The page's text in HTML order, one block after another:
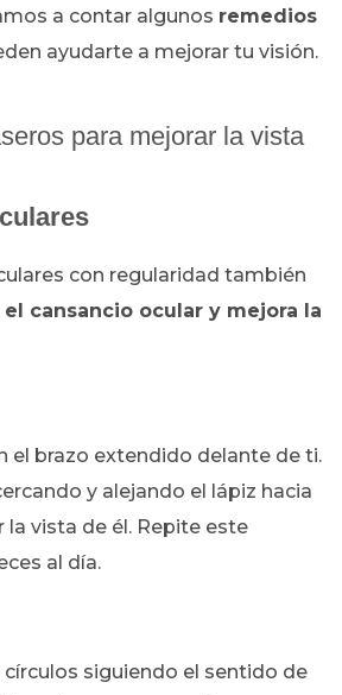
a contar algunos remedios
ayudarte a mejorar tu visión.
para mejorar la vista
con regularidad también
cansancio ocular y mejora la
el brazo extendido delante de ti.
y alejando el lápiz hacia
la vista de él. Repite este
al día.
círculos siguiendo el sentido de